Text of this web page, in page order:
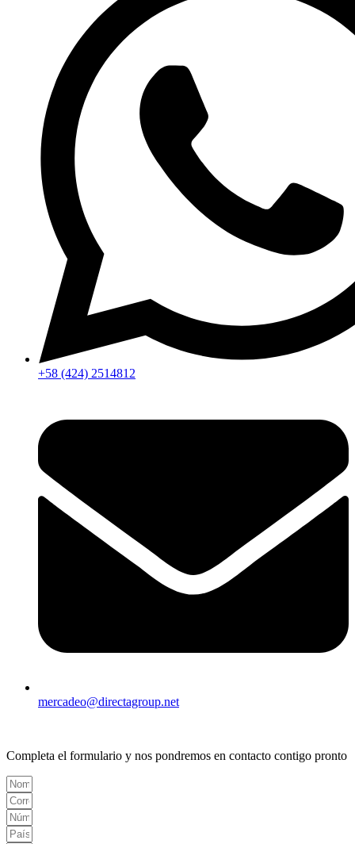
+58 (424) 2514812
mercadeo@directagroup.net
Completa el formulario y nos pondremos en contacto contigo pronto